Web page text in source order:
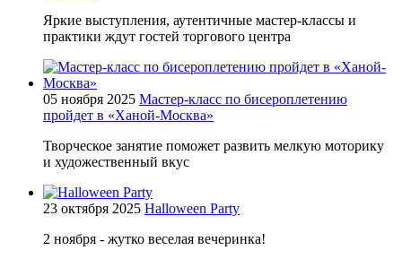
Яркие выступления, аутентичные мастер-классы и
практики ждут гостей торгового центра
05 ноября 2025 Мастер-класс по бисероплетению
пройдет в «Ханой-Москва»
Творческое занятие поможет развить мелкую моторику
и художественный вкус
23 октября 2025 Halloween Party
2 ноября - жутко веселая вечеринка!